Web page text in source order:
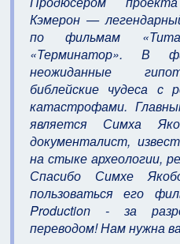
Кэмерон —
по фильмам
«Терминатор». В
неожиданные
библейские чудеса с
катастрофами.
является Симха
документалист,
на стыке археологии,
Спасибо Симхе
пользоваться его
Production - за
переводом! Нам нужна